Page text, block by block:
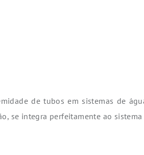
de tubos em sistemas de
se integra perfeitamente ao